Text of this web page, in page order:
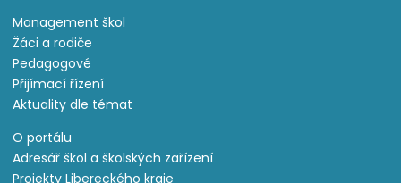
Management škol
Žáci a rodiče
Pedagogové
Přijímací řízení
Aktuality dle témat
O portálu
Adresář škol a školských zařízení
Projekty Libereckého kraje